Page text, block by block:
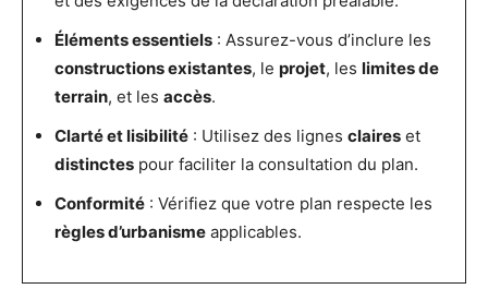
Éléments essentiels: Assurez-vous d’inclure les
constructions existantes, le projet, les limites de
terrain, et les accès.
Clarté et lisibilité: Utilisez des lignes claireset
distinctespour faciliter la consultation du plan.
Conformité: Vérifiez que votre plan respecte les
règles d’urbanismeapplicables.